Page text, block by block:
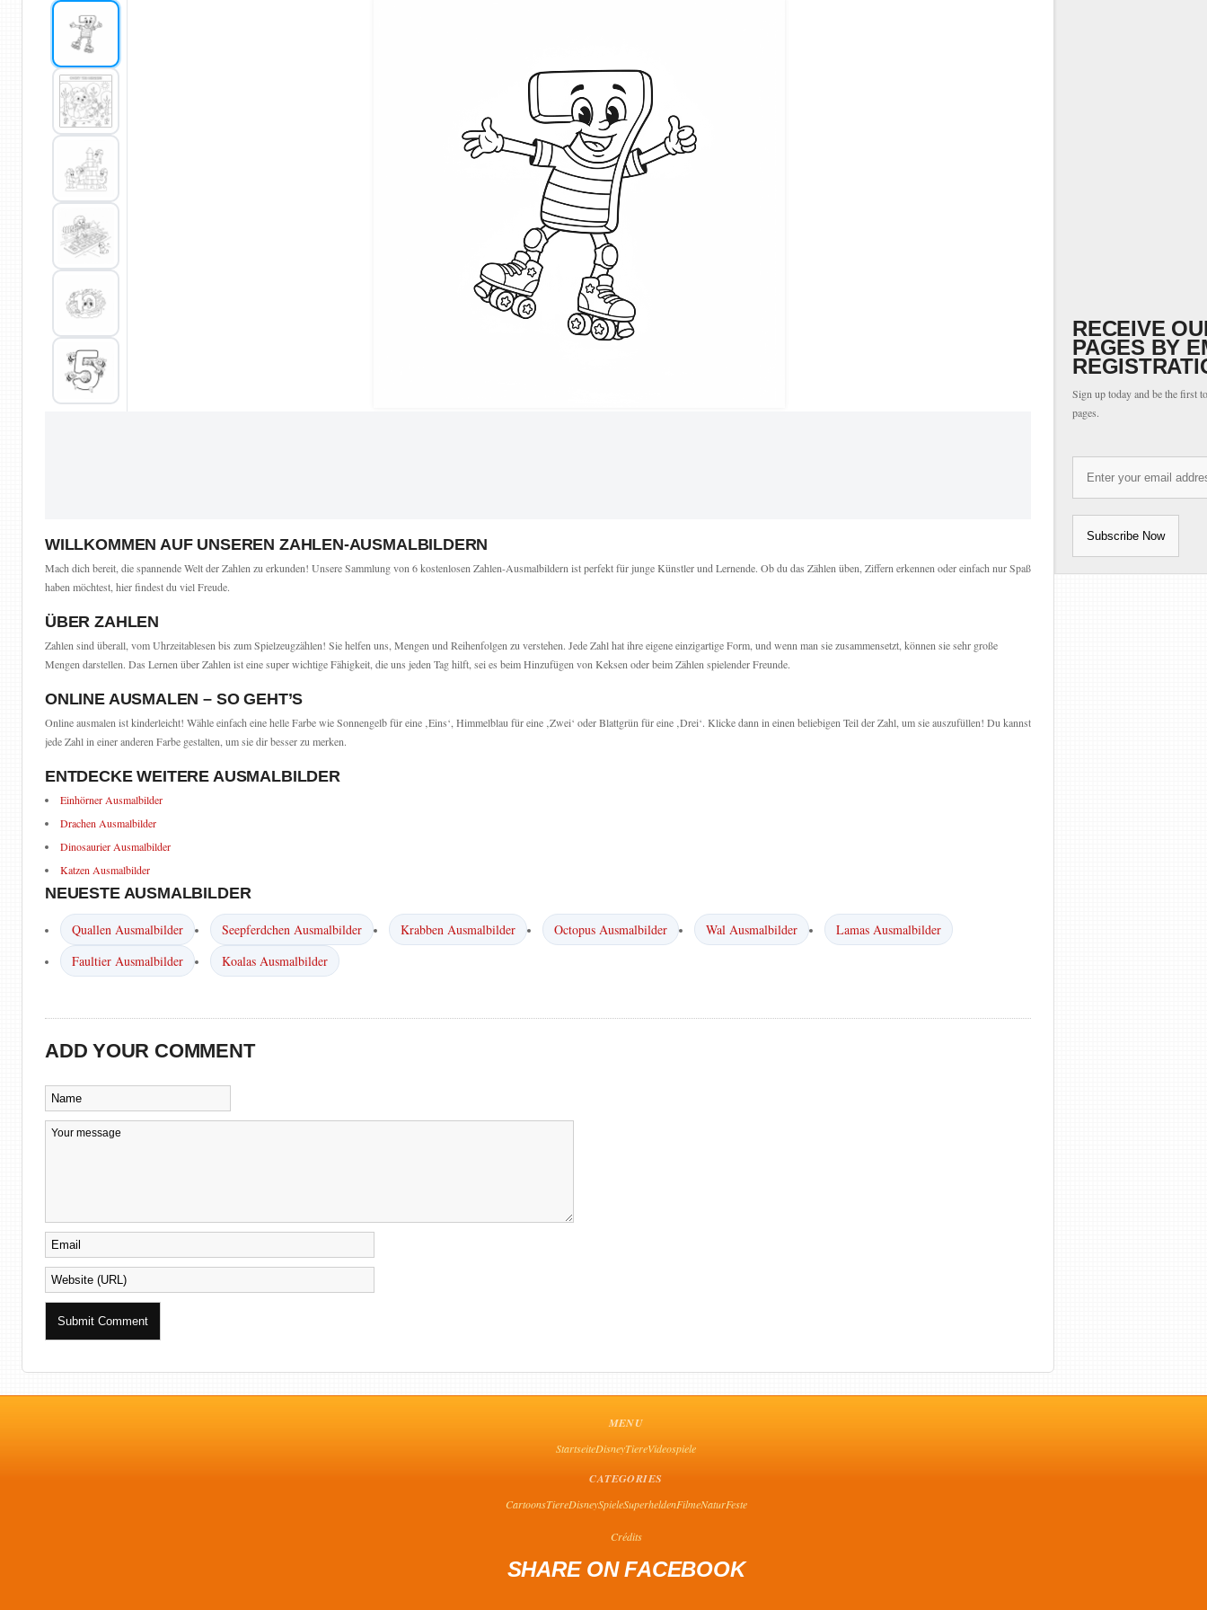
WILLKOMMEN AUF UNSEREN ZAHLEN-AUSMALBILDERN
Mach dich bereit, die spannende Welt der Zahlen zu erkunden! Unsere Sammlung von 6 kostenlosen Zahlen-Ausmalbildern ist perfekt für junge Künstler und Lernende. Ob du das Zählen üben, Ziffern erkennen oder einfach nur Spaß
haben möchtest, hier findest du viel Freude.
ÜBER ZAHLEN
Zahlen sind überall, vom Uhrzeitablesen bis zum Spielzeugzählen! Sie helfen uns, Mengen und Reihenfolgen zu verstehen. Jede Zahl hat ihre eigene einzigartige Form, und wenn man sie zusammensetzt, können sie sehr große
Mengen darstellen. Das Lernen über Zahlen ist eine super wichtige Fähigkeit, die uns jeden Tag hilft, sei es beim Hinzufügen von Keksen oder beim Zählen spielender Freunde.
ONLINE AUSMALEN – SO GEHT’S
Online ausmalen ist kinderleicht! Wähle einfach eine helle Farbe wie Sonnengelb für eine ‚Eins‘, Himmelblau für eine ‚Zwei‘ oder Blattgrün für eine ‚Drei‘. Klicke dann in einen beliebigen Teil der Zahl, um sie auszufüllen! Du kannst
jede Zahl in einer anderen Farbe gestalten, um sie dir besser zu merken.
ENTDECKE WEITERE AUSMALBILDER
Einhörner Ausmalbilder
Drachen Ausmalbilder
Dinosaurier Ausmalbilder
Katzen Ausmalbilder
NEUESTE AUSMALBILDER
Quallen Ausmalbilder Seepferdchen Ausmalbilder Krabben Ausmalbilder Octopus Ausmalbilder Wal Ausmalbilder
Lamas Ausmalbilder
Faultier Ausmalbilder
Koalas Ausmalbilder
ADD YOUR COMMENT
RECEIVE
PAGES BY
Sign up today and be the first
pages.
MENU
StartseiteDisneyTiereVideospiele
CATEGORIES
CartoonsTiereDisneySpieleSuperheldenFilmeNaturFeste
Crédits
SHARE ON FACEBOOK